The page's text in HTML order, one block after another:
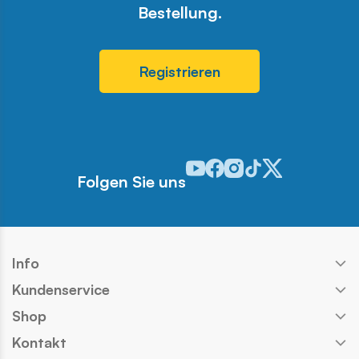
Bestellung.
Registrieren
Folgen Sie uns
Odwiedź nasz profil w serwisie
Odwiedź nasz profil w
Odwiedź nasz profil w
Odwiedź nasz profil
Odwiedź nasz
Info
Kundenservice
Shop
Kontakt